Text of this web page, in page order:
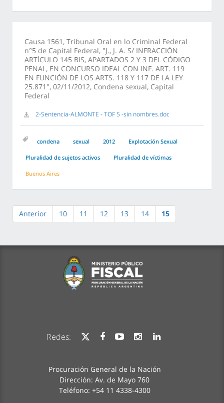
Causa 1561, Tribunal Oral en lo Criminal Federal
n°5 de Capital Federal, "J., J. A. S/ INFRACCIÓN
ARTÍCULO 145 BIS, APARTADOS 2 Y 3 DEL CÓDIGO
PENAL, EN CONCURSO IDEAL CON INF. ART. 119
EN FUNCIÓN DE LOS ARTS. 118 Y 117 DE LA LEY
25.871", 02/11/2012, Condena sexual, Capital
Federal
2-Sentencia-ALMONTE - TOF 5 -sin nombres.doc
condena sexual 2012 Explotación Sexual
Pluralidad de sujetos activos Pluralidad de víctimas
Buenos Aires
Anterior 10 11 12 13 14 15
Redes:
Procuración General de la Nación
Dirección: Av. de Mayo 760
Teléfono: +54 11 4338-4300